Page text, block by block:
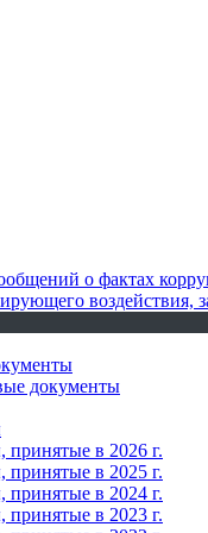
о фактах
документы
принятые в 2026 г.
принятые в 2025 г.
принятые в 2024 г.
принятые в 2023 г.